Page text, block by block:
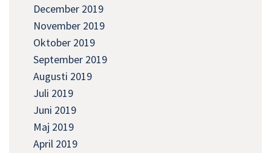
December 2019
November 2019
Oktober 2019
September 2019
Augusti 2019
Juli 2019
Juni 2019
Maj 2019
April 2019